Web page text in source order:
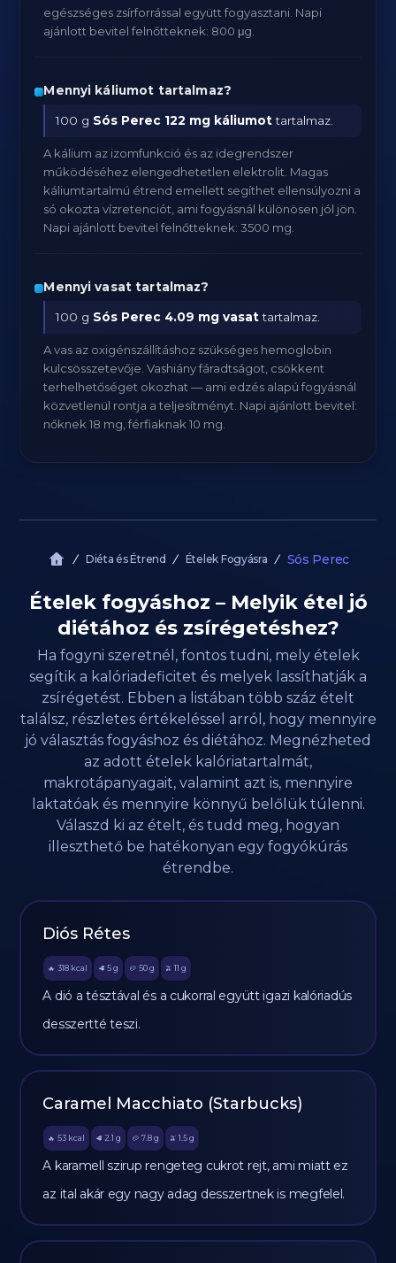
egészséges zsírforrással együtt fogyasztani. Napi
ajánlott bevitel felnőtteknek: 800 μg.
Mennyi káliumot tartalmaz?
100 g Sós Perec 122 mg káliumottartalmaz.
A kálium az izomfunkció és az idegrendszer
működéséhez elengedhetetlen elektrolit. Magas
káliumtartalmú étrend emellett segíthet ellensúlyozni a
só okozta vízretenciót, ami fogyásnál különösen jól jön.
Napi ajánlott bevitel felnőtteknek: 3500 mg.
Mennyi vasat tartalmaz?
100 g Sós Perec 4.09 mg vasattartalmaz.
A vas az oxigénszállításhoz szükséges hemoglobin
kulcsösszetevője. Vashiány fáradtságot, csökkent
terhelhetőséget okozhat — ami edzés alapú fogyásnál
közvetlenül rontja a teljesítményt. Napi ajánlott bevitel:
nőknek 18 mg, férfiaknak 10 mg.
Diéta és Étrend Ételek Fogyásra Sós Perec
Ételek fogyáshoz – Melyik étel jó
diétához és zsírégetéshez?
Ha fogyni szeretnél, fontos tudni, mely ételek
segítik a kalóriadeficitet és melyek lassíthatják a
zsírégetést. Ebben a listában több száz ételt
találsz, részletes értékeléssel arról, hogy mennyire
jó választás fogyáshoz és diétához. Megnézheted
az adott ételek kalóriatartalmát,
makrotápanyagait, valamint azt is, mennyire
laktatóak és mennyire könnyű belőlük túlenni.
Válaszd ki az ételt, és tudd meg, hogyan
illeszthető be hatékonyan egy fogyókúrás
étrendbe.
Diós Rétes
🔥 318 kcal 🥩 5 g 🥔 50g 🫒 11 g
A dió a tésztával és a cukorral együtt igazi kalóriadús
desszertté teszi.
Caramel Macchiato (Starbucks)
🔥 53 kcal 🥩 2.1 g 🥔 7.8g 🫒 1.5 g
A karamell szirup rengeteg cukrot rejt, ami miatt ez
az ital akár egy nagy adag desszertnek is megfelel.